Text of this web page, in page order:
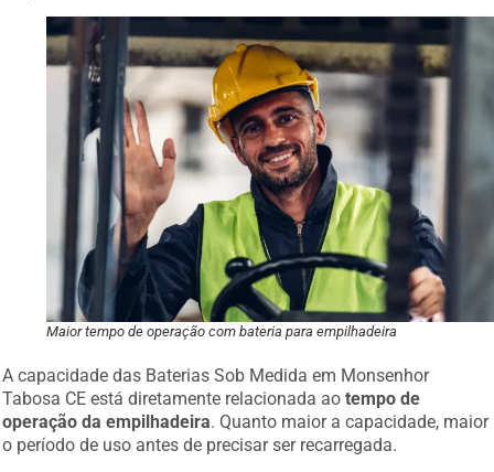
Maior tempo de operação com bateria para empilhadeira
A capacidade das Baterias Sob Medida em Monsenhor
Tabosa CE está diretamente relacionada aotempo de
operação da empilhadeira. Quanto maior a capacidade, maior
o período de uso antes de precisar ser recarregada.